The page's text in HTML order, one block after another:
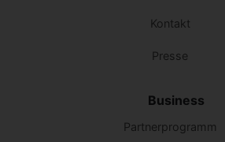
Kontakt
Presse
Business
Partnerprogramm